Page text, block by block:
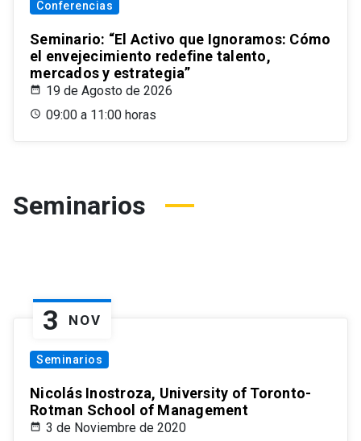
Conferencias
Seminario: “El Activo que Ignoramos: Cómo
el envejecimiento redefine talento,
mercados y estrategia”
19 de Agosto de 2026
09:00 a 11:00 horas
Seminarios
3 NOV
Seminarios
Nicolás Inostroza, University of Toronto-
Rotman School of Management
3 de Noviembre de 2020